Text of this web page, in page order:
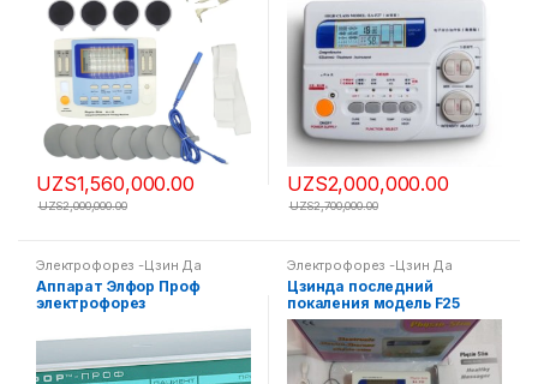
UZS1,560,000.00
UZS2,000,000.00
UZS2,000,000.00
UZS2,700,000.00
Электрофорез -Цзин Да
Аппарат Элфор Проф
электрофорез
Электрофорез -Цзин Да
Цзинда последний
покаления модель F25